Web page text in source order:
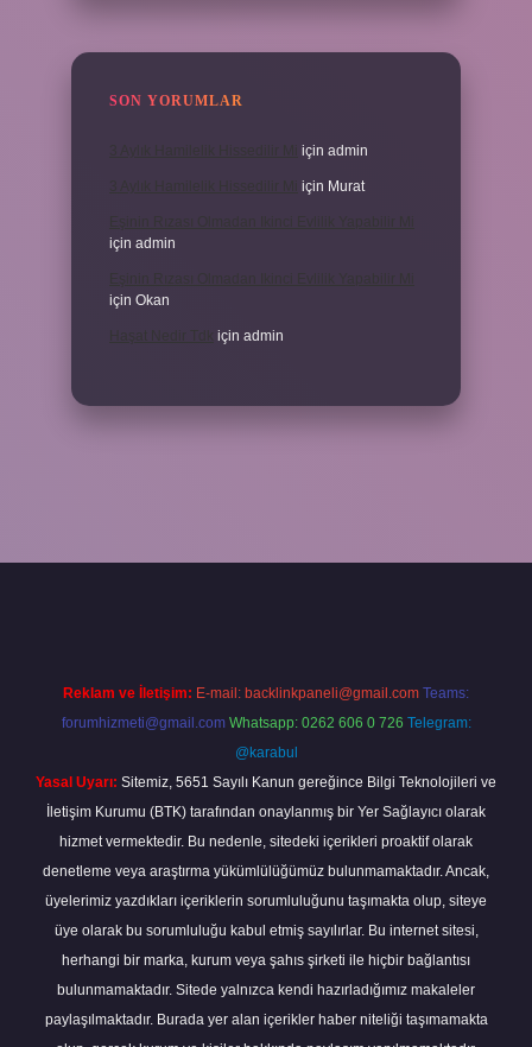
SON YORUMLAR
için admin
için Murat
için admin
için Okan
için admin
Reklam ve İletişim: E-mail: backlinkpaneli@gmail.com Teams:
forumhizmeti@gmail.com Whatsapp: 0262 606 0 726 Telegram:
@karabul
Yasal Uyarı: Sitemiz, 5651 Sayılı Kanun gereğince Bilgi Teknolojileri ve
İletişim Kurumu (BTK) tarafından onaylanmış bir Yer Sağlayıcı olarak
hizmet vermektedir. Bu nedenle, sitedeki içerikleri proaktif olarak
denetleme veya araştırma yükümlülüğümüz bulunmamaktadır. Ancak,
üyelerimiz yazdıkları içeriklerin sorumluluğunu taşımakta olup, siteye
üye olarak bu sorumluluğu kabul etmiş sayılırlar. Bu internet sitesi,
herhangi bir marka, kurum veya şahıs şirketi ile hiçbir bağlantısı
bulunmamaktadır. Sitede yalnızca kendi hazırladığımız makaleler
paylaşılmaktadır. Burada yer alan içerikler haber niteliği taşımamakta